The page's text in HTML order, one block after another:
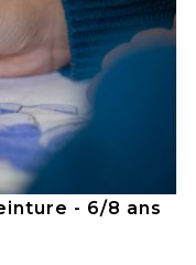
- 6/8 ans